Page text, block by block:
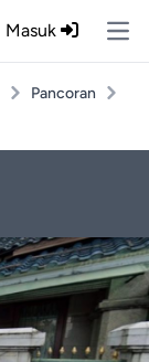
Masuk
Pancoran